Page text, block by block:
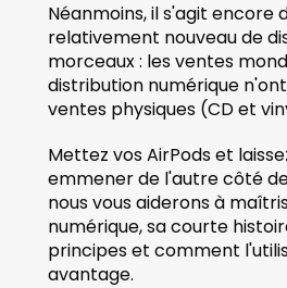
Néanmoins, il s'agit encore
relativement nouveau de
morceaux : les ventes
distribution numérique
ventes physiques (CD et
Mettez vos AirPods et
emmener de l'autre côté
nous vous aiderons à
numérique, sa courte
principes et comment
avantage.